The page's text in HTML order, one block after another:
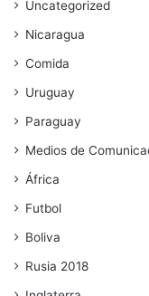
Uncategorized
Nicaragua
Comida
Uruguay
Paraguay
Medios de
África
Futbol
Boliva
Rusia 2018